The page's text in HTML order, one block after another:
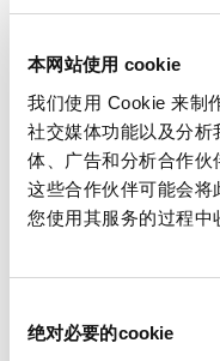
本网站使用 cookie
我们使用 Cookie 来制
社交媒体功能以及分析
体、广告和分析合作伙
这些合作伙伴可能会将
您使用其服务的过程中
绝对必要的cookie
秒數顯示
秒針顯示功能可以精
機芯的不同結構，它
秒盤，並融入錶盤的